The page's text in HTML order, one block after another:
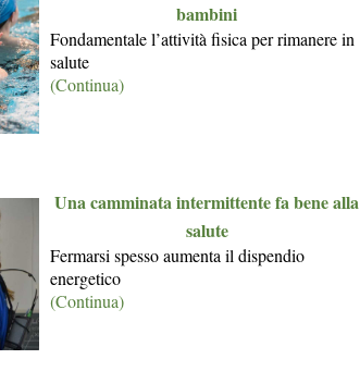
bambini
Fondamentale l’attività fisica per rimanere in
salute
(Continua)
Una camminata intermittente fa bene alla
salute
Fermarsi spesso aumenta il dispendio
energetico
(Continua)